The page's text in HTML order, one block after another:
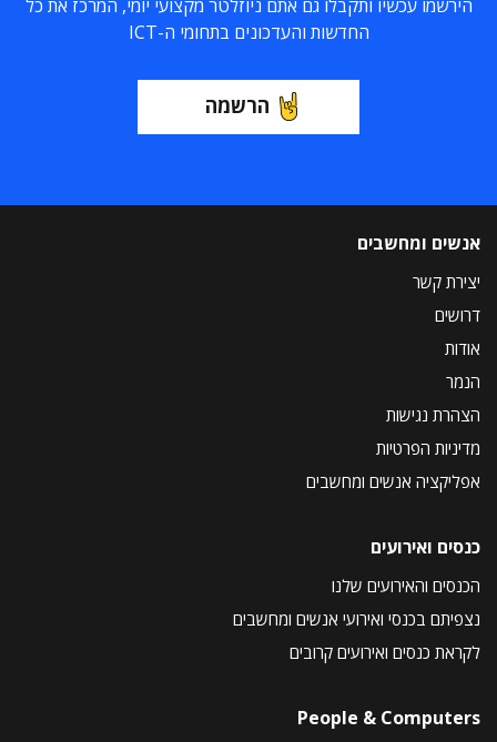
הירשמו עכשיו ותקבלו גם אתם ניוזלטר מקצועי יומי, המרכז את כל
החדשות והעדכונים בתחומי ה-ICT
הרשמה
אנשים ומחשבים
יצירת קשר
דרושים
אודות
הנמר
הצהרת נגישות
מדיניות הפרטיות
אפליקציה אנשים ומחשבים
כנסים ואירועים
הכנסים והאירועים שלנו
נצפיתם בכנסי ואירועי אנשים ומחשבים
לקראת כנסים ואירועים קרובים
People & Computers